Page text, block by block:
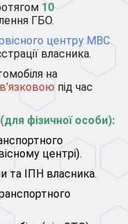
10
ГБО.
центру МВС
власника.
на
під час
фізичної особи):
центрі).
та ІПН власника.